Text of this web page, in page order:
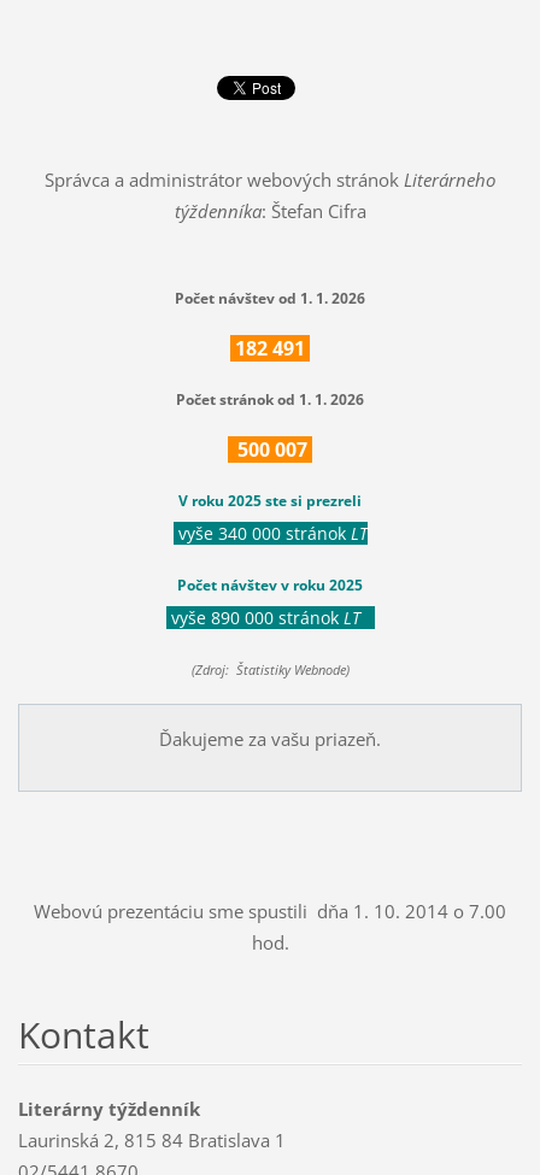
Správca a administrátor webových stránok Literárneho
týždenníka: Štefan Cifra
Počet návštev od 1. 1. 2026
182491
Počet stránok od 1. 1. 2026
500007
V roku 2025 ste si prezreli
vyše 340 000 stránok LT
Počet návštev v roku 2025
vyše 890 000 stránok LT
(Zdroj: Štatistiky Webnode)
Ďakujeme za vašu priazeň.
Webovú prezentáciu sme spustili dňa 1. 10. 2014 o 7.00
hod.
Kontakt
Literárny týždenník
Laurinská 2, 815 84 Bratislava 1